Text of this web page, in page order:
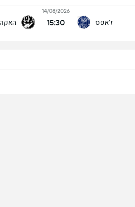
ז'אפס
14/08/2026
15:30 האקה